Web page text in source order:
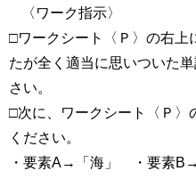
〈ワーク指示〉
□ワークシート〈Ｐ〉の右上
たが全く適当に思いついた
さい。
□次に、ワークシート〈Ｐ〉
ください。
・要素A→「海」 ・要素